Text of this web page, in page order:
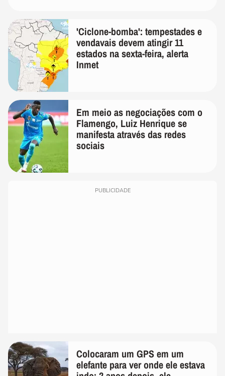
'Ciclone-bomba': tempestades e
vendavais devem atingir 11
estados na sexta-feira, alerta
Inmet
Em meio as negociações com o
Flamengo, Luiz Henrique se
manifesta através das redes
sociais
PUBLICIDADE
Colocaram um GPS em um
elefante para ver onde ele estava